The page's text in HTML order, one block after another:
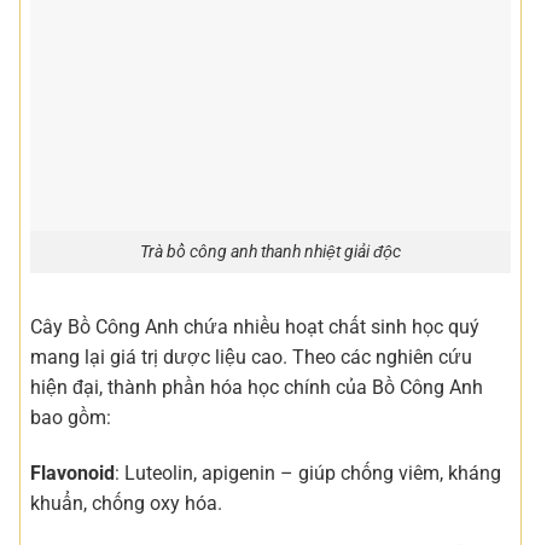
Trà bồ công anh thanh nhiệt giải độc
Cây Bồ Công Anh chứa nhiều hoạt chất sinh học quý
mang lại giá trị dược liệu cao. Theo các nghiên cứu
hiện đại, thành phần hóa học chính của Bồ Công Anh
bao gồm:
Flavonoid: Luteolin, apigenin – giúp chống viêm, kháng
khuẩn, chống oxy hóa.